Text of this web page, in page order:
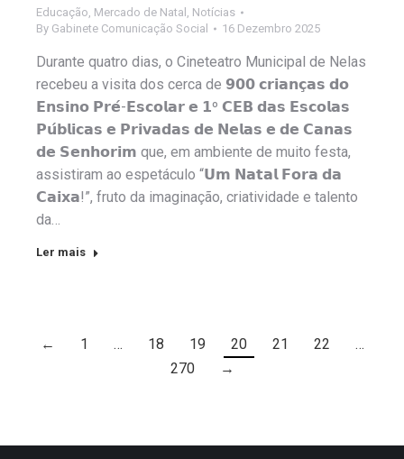
Educação Mercado de Natal Notícias
By Gabinete Comunicação Social 16 Dezembro 2025
Durante quatro dias, o Cineteatro Municipal de Nelas
recebeu a visita dos cerca de 𝟵𝟬𝟬 𝗰𝗿𝗶𝗮𝗻𝗰̧𝗮𝘀 𝗱𝗼
𝗘𝗻𝘀𝗶𝗻𝗼 𝗣𝗿𝗲́-𝗘𝘀𝗰𝗼𝗹𝗮𝗿 𝗲 𝟭º 𝗖𝗘𝗕 𝗱𝗮𝘀 𝗘𝘀𝗰𝗼𝗹𝗮𝘀
𝗣𝘂́𝗯𝗹𝗶𝗰𝗮𝘀 𝗲 𝗣𝗿𝗶𝘃𝗮𝗱𝗮𝘀 𝗱𝗲 𝗡𝗲𝗹𝗮𝘀 𝗲 𝗱𝗲 𝗖𝗮𝗻𝗮𝘀
𝗱𝗲 𝗦𝗲𝗻𝗵𝗼𝗿𝗶𝗺 que, em ambiente de muito festa,
assistiram ao espetáculo “𝗨𝗺 𝗡𝗮𝘁𝗮𝗹 𝗙𝗼𝗿𝗮 𝗱𝗮
𝗖𝗮𝗶𝘅𝗮!”, fruto da imaginação, criatividade e talento
da…
Ler mais
← 1 … 18 19 20 21 22
…
270
→